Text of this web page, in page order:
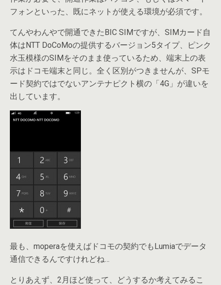
フォンといった、既にネットが使える環境が必須です。
てんやわんやで開通できたBIC SIMですが、SIMカード自
体はNTT DoCoMoの提供するバージョン5タイプ、ピンク
水玉模様のSIMをそのまま使っているため、端末上の表
示はドコモ端末と同じ。全く区別がつきませんが、SPモ
ード契約ではでないアンテナピクト横の「4G」が違いを
出しています。
最も、moperaを使えばドコモの契約でもLumiaでデータ
通信できるんですけれどね…
とりあえず、2月ほど使って、どうするか考えてみるこ